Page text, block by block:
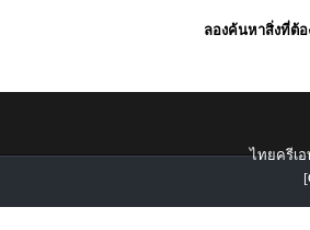
ลองค้นหาสิ่งที่ต้อ
ไทยครีเอ
[